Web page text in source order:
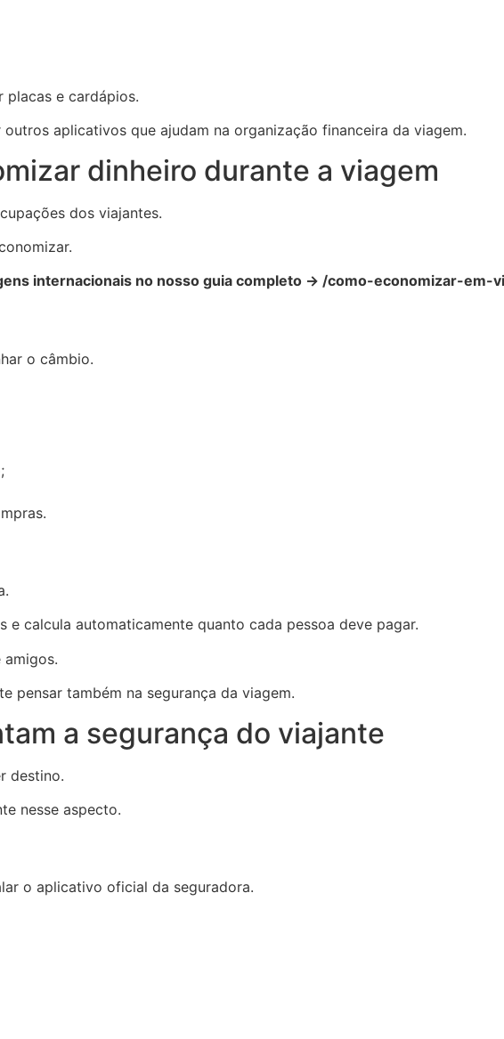
placas e cardápios.
aplicativos que ajudam na organização financeira da viagem.
dinheiro durante a viagem
dos viajantes.
internacionais no nosso guia completo → /como-economizar-em-
o câmbio.
e calcula automaticamente quanto cada pessoa deve pagar.
pensar também na segurança da viagem.
a segurança do viajante
destino.
nesse aspecto.
o aplicativo oficial da seguradora.